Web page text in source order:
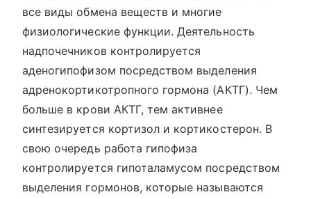
все виды обмена веществ и многие
физиологические функции. Деятельность
надпочечников контролируется
аденогипофизом посредством выделения
адренокортикотропного гормона (АКТГ). Чем
больше в крови АКТГ, тем активнее
синтезируется кортизол и кортикостерон. В
свою очередь работа гипофиза
контролируется гипоталамусом посредством
выделения гормонов, которые называются